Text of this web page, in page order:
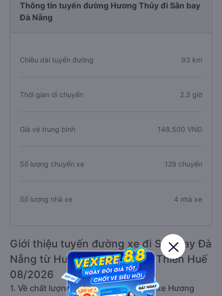
Thông tin tuyến đường Hương Thủy đi Sân bay
Đà Nẵng
Chiều dài tuyến đường 93 km
Thời gian di chuyển 2.3 giờ
Giá vé trung bình 148.500 VNĐ
Số lượng chuyến xe 129 chuyến
Số lượng nhà xe 4 nhà xe
Giới thiệu tuyến đường xe đi Sân bay Đà
Nẵng từ Hương Thủy - Thừa Thiên Huế
08/2026
1. Về chất lượng, review, đánh giá nhà xe Hương